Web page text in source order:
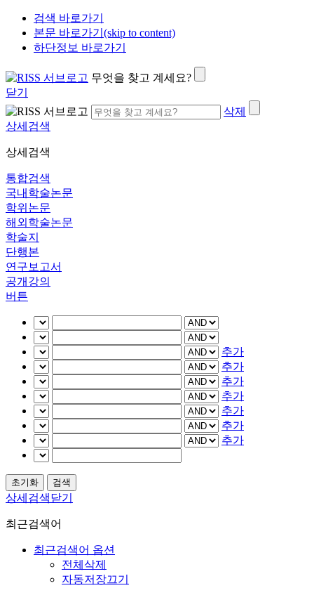
검색 바로가기
본문 바로가기(skip to content)
하단정보 바로가기
무엇을 찾고 계세요?
닫기
삭제
상세검색
상세검색
통합검색
국내학술논문
학위논문
해외학술논문
학술지
단행본
연구보고서
공개강의
버튼
추가
추가
추가
추가
추가
추가
추가
상세검색닫기
최근검색어
최근검색어 옵션
전체삭제
자동저장끄기